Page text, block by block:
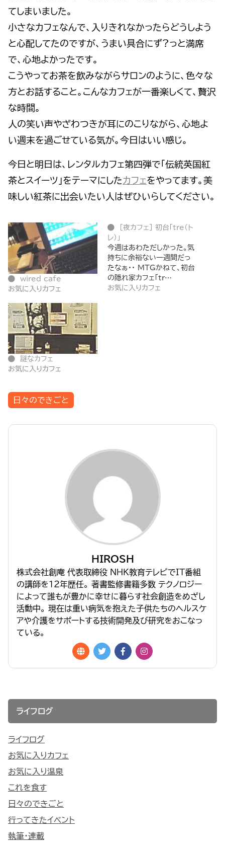
てしまいました。
小さなカフェなんで、入りきれなかったらどうしよう
と心配してたのですが、うまい具合にず?っと満席
で、心地よかったです。
こうやってお茶を飲みながらサロンのように、色々な
方とお話すること。こんなカフェが一番楽しくて、贅沢
な時間。
人の笑い声やざわつきが耳にのこりながら、心地よ
い週末を過ごせている気が。今日はいい感じ。
今日と明日は、レンタルカフェ第四弾で「伝統英国紅
茶とスイーツ」をテーマにしたカフェをやってます。美
味しい紅茶に出会いたい人はぜひいらしてください。
wired cafe
お気に入りカフェ
[夜カフェ] 初台「tre（ト
レ）」
今週はあわただしかった。気
持ちに余裕ない一週間だっ
たなぁ・・ MTGかねて、初台
の隠れ家カフェ「tr…
お気に入りカフェ
謎なカフェ
お気に入りカフェ
日々のできごと
HIROSH
株式会社創庵 代表取締役 NHK教育テレビでIT番組
の講師を１２年歴任。 著書監修書籍多数 テクノロジー
によって誰もが豊かに幸せに暮らす社会創造をめざし
活動中。 現在は重い病気を抱えた子供たちのヘルスケ
アや介護をサポートする技術開発及び研究をおこなっ
ている。
ライフログ
ライフログ
お気に入りカフェ
お気に入り温泉
これを食す
日々のできごと
行ってきたイベント
執筆・連載